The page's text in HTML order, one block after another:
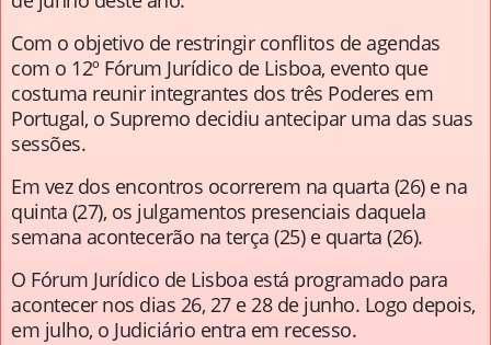
Com o objetivo de restringir conflitos de agendas
com o 12º Fórum Jurídico de Lisboa, evento que
costuma reunir integrantes dos três Poderes em
Portugal, o Supremo decidiu antecipar uma das suas
sessões.
Em vez dos encontros ocorrerem na quarta (26) e na
quinta (27), os julgamentos presenciais daquela
semana acontecerão na terça (25) e quarta (26).
O Fórum Jurídico de Lisboa está programado para
acontecer nos dias 26, 27 e 28 de junho. Logo depois,
em julho, o Judiciário entra em recesso.